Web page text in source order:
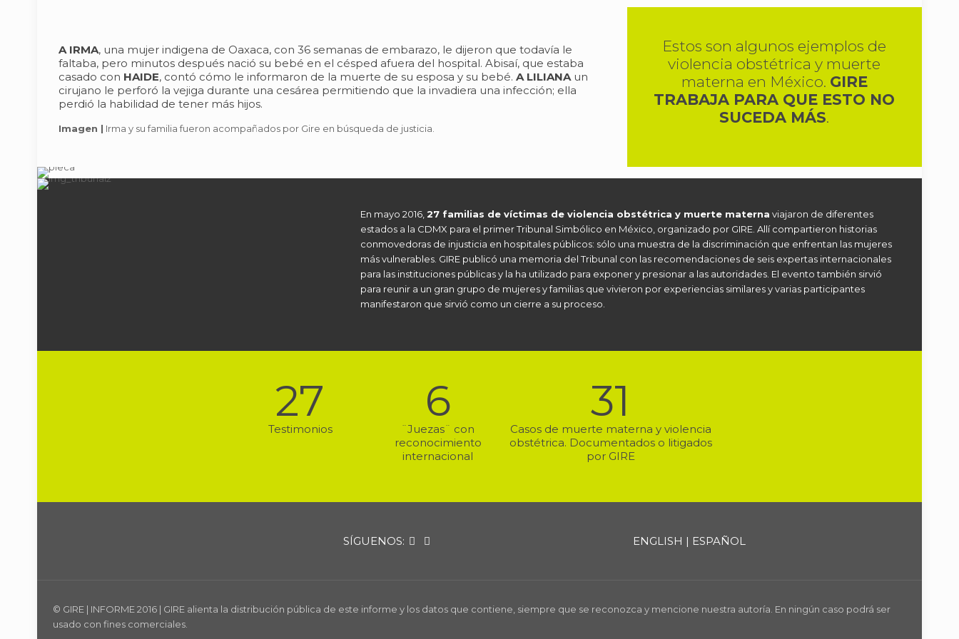
A IRMA, una mujer indigena de Oaxaca, con 36 semanas de embarazo, le dijeron que todavía le
faltaba, pero minutos después nació su bebé en el césped afuera del hospital. Abisaí, que estaba
casado con HAIDE, contó cómo le informaron de la muerte de su esposa y su bebé. A LILIANAun
cirujano le perforó la vejiga durante una cesárea permitiendo que la invadiera una infección; ella
perdió la habilidad de tener más hijos.
Imagen | Irma y su familia fueron acompañados por Gire en búsqueda de justicia.
Estos son algunos ejemplos de
violencia obstétrica y muerte
materna en México. GIRE
TRABAJA PARA QUE ESTO NO
SUCEDA MÁS.
En mayo 2016,27 familias de víctimas de violencia obstétrica y muerte materna viajaron de diferentes
estados a la CDMX para el primer Tribunal Simbólico en México, organizado por GIRE. Allí compartieron historias
conmovedoras de injusticia en hospitales públicos: sólo una muestra de la discriminación que enfrentan las mujeres
más vulnerables. GIRE publicó una memoria del Tribunal con las recomendaciones de seis expertas internacionales
para las instituciones públicas y la ha utilizado para exponer y presionar a las autoridades. El evento también sirvió
para reunir a un gran grupo de mujeres y familias que vivieron por experiencias similares y varias participantes
manifestaron que sirvió como un cierre a su proceso.
27
Testimonios
6
¨Juezas¨ con
reconocimiento
internacional
31
Casos de muerte materna y violencia
obstétrica. Documentados o litigados
por GIRE
SÍGUENOS: ENGLISH | ESPAÑOL
© GIRE | INFORME 2016 | GIRE alienta la distribución pública de este informe y los datos que contiene, siempre que se reconozca y mencione nuestra autoría. En ningún caso podrá ser
usado con fines comerciales.